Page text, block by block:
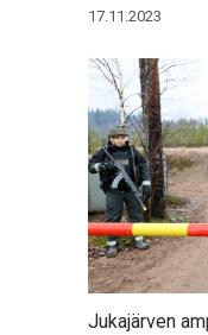
17.11.2023
Jukajärven